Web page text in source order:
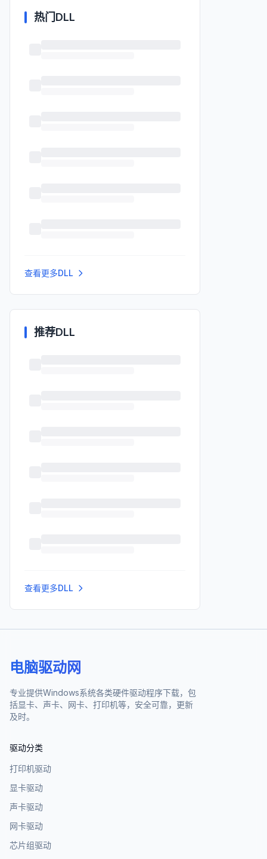
热门DLL
查看更多DLL
推荐DLL
查看更多DLL
电脑驱动网
专业提供Windows系统各类硬件驱动程序下载，包
括显卡、声卡、网卡、打印机等，安全可靠，更新
及时。
驱动分类
打印机驱动
显卡驱动
声卡驱动
网卡驱动
芯片组驱动